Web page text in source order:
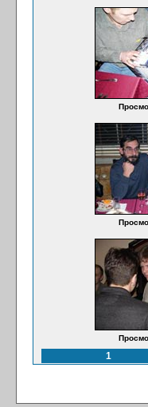
1